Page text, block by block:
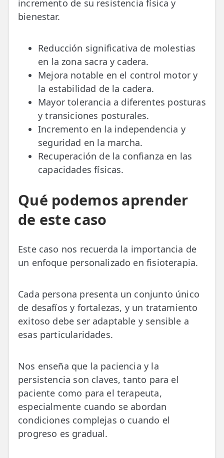
incremento de su resistencia física y
bienestar.
Reducción significativa de molestias
en la zona sacra y cadera.
Mejora notable en el control motor y
la estabilidad de la cadera.
Mayor tolerancia a diferentes posturas
y transiciones posturales.
Incremento en la independencia y
seguridad en la marcha.
Recuperación de la confianza en las
capacidades físicas.
Qué podemos aprender
de este caso
Este caso nos recuerda la importancia de
un enfoque personalizado en fisioterapia.
Cada persona presenta un conjunto único
de desafíos y fortalezas, y un tratamiento
exitoso debe ser adaptable y sensible a
esas particularidades.
Nos enseña que la paciencia y la
persistencia son claves, tanto para el
paciente como para el terapeuta,
especialmente cuando se abordan
condiciones complejas o cuando el
progreso es gradual.